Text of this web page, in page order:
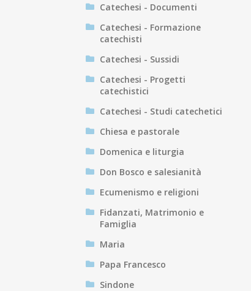
Catechesi - Documenti
Catechesi - Formazione
catechisti
Catechesi - Sussidi
Catechesi - Progetti
catechistici
Catechesi - Studi catechetici
Chiesa e pastorale
Domenica e liturgia
Don Bosco e salesianità
Ecumenismo e religioni
Fidanzati, Matrimonio e
Famiglia
Maria
Papa Francesco
Sindone